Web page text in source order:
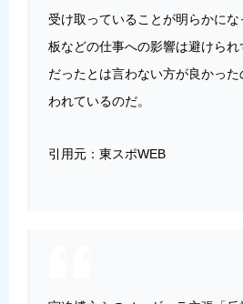
受け取っていることが明らかに
板などの仕事への影響は避けられ
だったとは言わない方が良かっ
われているのだ。
引用元：東スポWEB